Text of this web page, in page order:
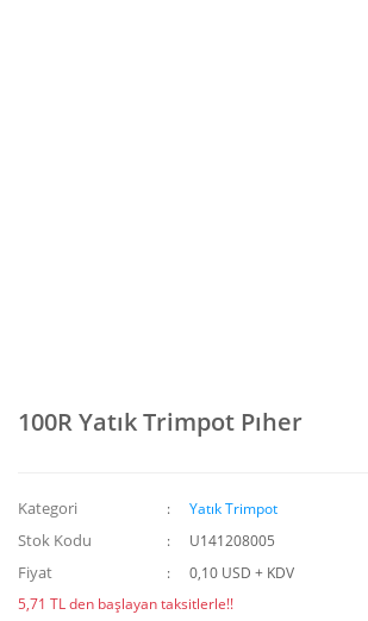
100R Yatık Trimpot Pıher
Kategori Yatık Trimpot
Stok Kodu U141208005
Fiyat
0,10 USD + KDV
5,71 TL den başlayan taksitlerle!!